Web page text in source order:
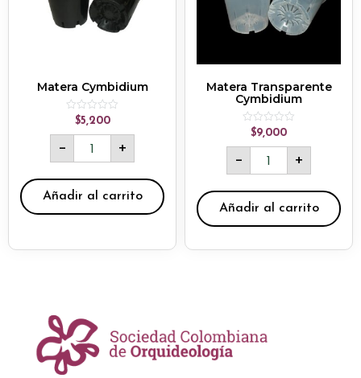
Matera Cymbidium
Rated
out
$5,200
- +
Añadir al carrito
Matera Transparente
Cymbidium
Rated
out
$9,000
- +
Añadir al carrito